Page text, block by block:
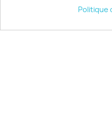
© 2026 -
Politique